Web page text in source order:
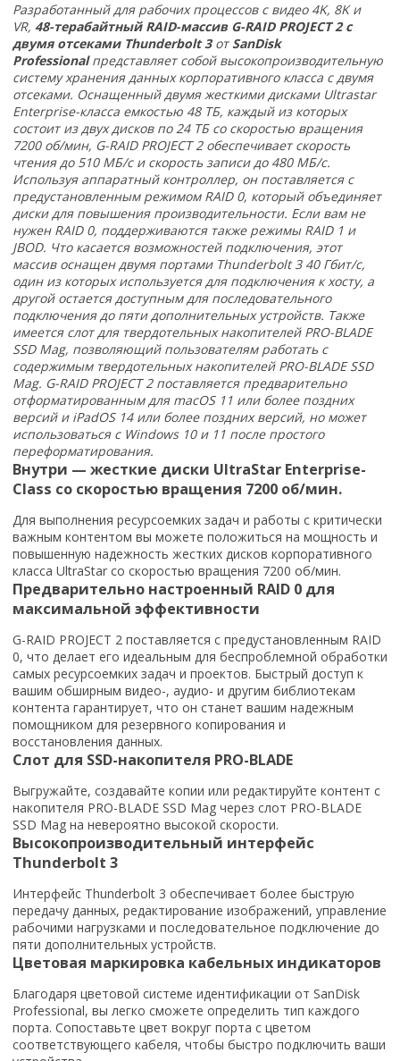
Разработанный для рабочих процессов с видео 4K, 8K и
VR, 48-терабайтный RAID-массив G-RAID PROJECT 2 с
двумя отсеками Thunderbolt 3от SanDisk
Professionalпредставляет собой высокопроизводительную
систему хранения данных корпоративного класса с двумя
отсеками. Оснащенный двумя жесткими дисками Ultrastar
Enterprise-класса емкостью 48 ТБ, каждый из которых
состоит из двух дисков по 24 ТБ со скоростью вращения
7200 об/мин, G-RAID PROJECT 2 обеспечивает скорость
чтения до 510 МБ/с и скорость записи до 480 МБ/с.
Используя аппаратный контроллер, он поставляется с
предустановленным режимом RAID 0, который объединяет
диски для повышения производительности. Если вам не
нужен RAID 0, поддерживаются также режимы RAID 1 и
JBOD. Что касается возможностей подключения, этот
массив оснащен двумя портами Thunderbolt 3 40 Гбит/с,
один из которых используется для подключения к хосту, а
другой остается доступным для последовательного
подключения до пяти дополнительных устройств. Также
имеется слот для твердотельных накопителей PRO-BLADE
SSD Mag, позволяющий пользователям работать с
содержимым твердотельных накопителей PRO-BLADE SSD
Mag. G-RAID PROJECT 2 поставляется предварительно
отформатированным для macOS 11 или более поздних
версий и iPadOS 14 или более поздних версий, но может
использоваться с Windows 10 и 11 после простого
переформатирования.
Внутри — жесткие диски UltraStar Enterprise-
Class со скоростью вращения 7200 об/мин.
Для выполнения ресурсоемких задач и работы с критически
важным контентом вы можете положиться на мощность и
повышенную надежность жестких дисков корпоративного
класса UltraStar со скоростью вращения 7200 об/мин.
Предварительно настроенный RAID 0 для
максимальной эффективности
G-RAID PROJECT 2 поставляется с предустановленным RAID
0, что делает его идеальным для беспроблемной обработки
самых ресурсоемких задач и проектов. Быстрый доступ к
вашим обширным видео-, аудио- и другим библиотекам
контента гарантирует, что он станет вашим надежным
помощником для резервного копирования и
восстановления данных.
Слот для SSD-накопителя PRO-BLADE
Выгружайте, создавайте копии или редактируйте контент с
накопителя PRO-BLADE SSD Mag через слот PRO-BLADE
SSD Mag на невероятно высокой скорости.
Высокопроизводительный интерфейс
Thunderbolt 3
Интерфейс Thunderbolt 3 обеспечивает более быструю
передачу данных, редактирование изображений, управление
рабочими нагрузками и последовательное подключение до
пяти дополнительных устройств.
Цветовая маркировка кабельных индикаторов
Благодаря цветовой системе идентификации от SanDisk
Professional, вы легко сможете определить тип каждого
порта. Сопоставьте цвет вокруг порта с цветом
соответствующего кабеля, чтобы быстро подключить ваши